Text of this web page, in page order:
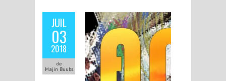
JUIL
03
2018
de
Majin Buubs